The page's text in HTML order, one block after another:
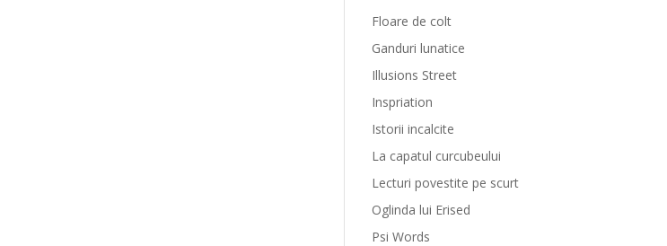
Floare de colt
Ganduri lunatice
Illusions Street
Inspriation
Istorii incalcite
La capatul curcubeului
Lecturi povestite pe scurt
Oglinda lui Erised
Psi Words